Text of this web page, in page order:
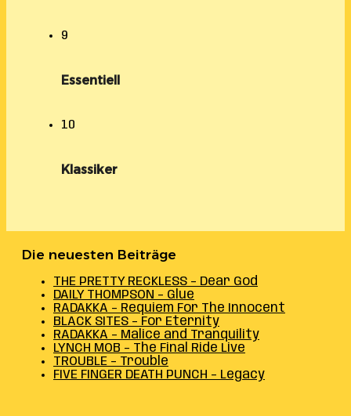
9
Essentiell
10
Klassiker
Die neuesten Beiträge
THE PRETTY RECKLESS – Dear God
DAILY THOMPSON – Glue
RADAKKA – Requiem For The Innocent
BLACK SITES – For Eternity
RADAKKA – Malice and Tranquility
LYNCH MOB – The Final Ride Live
TROUBLE – Trouble
FIVE FINGER DEATH PUNCH – Legacy